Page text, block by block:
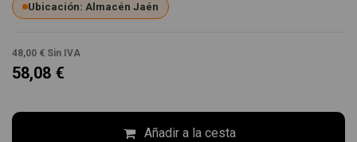
Ubicación: Almacén Jaén
48,00 € Sin IVA
58,08 €
Añadir a la cesta